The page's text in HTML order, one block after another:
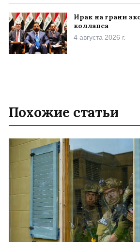
Ирак на грани
коллапса
4 августа 2026 г.
Похожие статьи